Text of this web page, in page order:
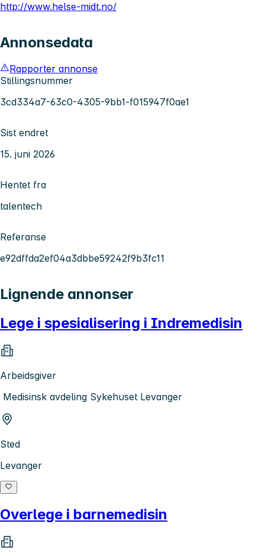
http://www.helse-midt.no/
Annonsedata
Rapporter annonse
Stillingsnummer
3cd334a7-63c0-4305-9bb1-f015947f0ae1
Sist endret
15. juni 2026
Hentet fra
talentech
Referanse
e92dffda2ef04a3dbbe59242f9b3fc11
Lignende annonser
Lege i spesialisering i Indremedisin
Arbeidsgiver
Medisinsk avdeling Sykehuset Levanger
Sted
Levanger
Overlege i barnemedisin